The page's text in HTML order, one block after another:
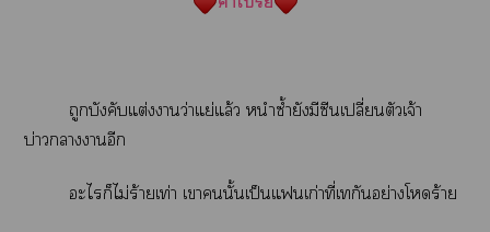
ถูกบังคับแต่งาว่าแย่แล้ว หนำซ้ำยังมีซีนเปลี่ยนตัวเจ้า
บ่าวาาอีก
ะไก็ไม่ร้ายเท่า เานั้นเป็นแเก่าที่เกันอย่างโร้าย